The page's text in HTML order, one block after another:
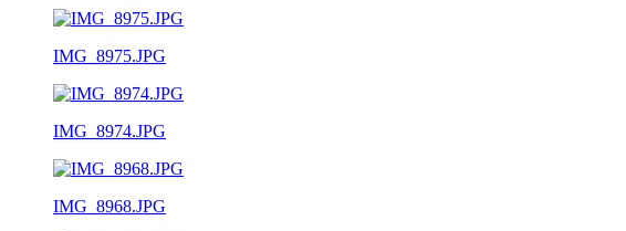
IMG_8975.JPG
IMG_8974.JPG
IMG_8968.JPG